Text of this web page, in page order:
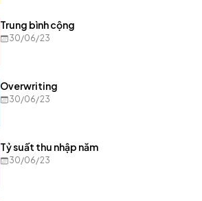
Trung bình cộng
30/06/23
Overwriting
30/06/23
Tỷ suất thu nhập năm
30/06/23